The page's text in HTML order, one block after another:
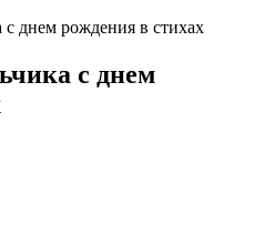
с днем рождения в стихах
с днем